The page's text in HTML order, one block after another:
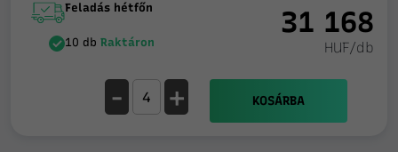
Feladás hétfőn
10 dbRaktáron
31 168
HUF/db
- + KOSÁRBA